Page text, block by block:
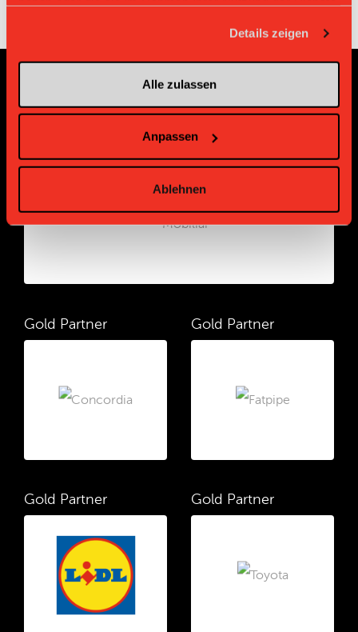
Details zeigen
Alle zulassen
Anpassen
Ablehnen
Sponsoren und Partner
Gold Partner Gold Partner
Gold Partner Gold Partner